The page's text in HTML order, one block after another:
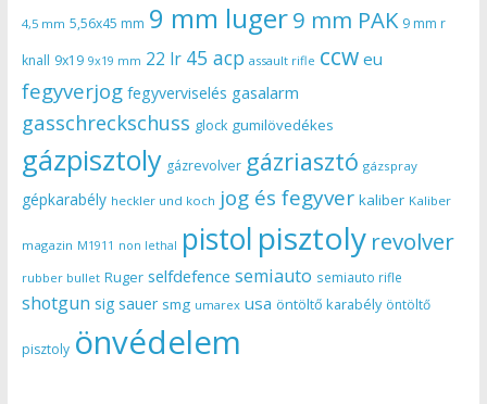
4,5 mm 5,56x45 mm 9 mm luger9 mm PAK 9 mm r
knall 9x19 9x19 mm 22 lr 45 acp assault rifle ccw eu
fegyverjog fegyverviselés gasalarm
gasschreckschuss glock gumilövedékes
gázpisztoly gázrevolver gázriasztó gázspray
gépkarabély heckler und koch jog és fegyver kaliber Kaliber
magazin M1911 non lethal pistol pisztoly revolver
rubber bullet Ruger selfdefence semiauto semiauto rifle
shotgun sig sauer smg umarex usa öntöltő karabély öntöltő
pisztoly önvédelem